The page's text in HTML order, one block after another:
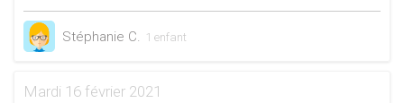
Stéphanie C. 1 enfant
Mardi 16 février 2021